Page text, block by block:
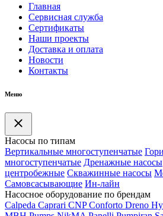
Главная
Сервисная служба
Сертификаты
Наши проекты
Доставка и оплата
Новости
Контакты
Меню
Насосы по типам
Вертикальные многоступенчатые
многоступенчатые Дренажные насосы
центробежные Скважинные насосы
Самовсасывающие Ин-лайн
Насосное оборудование по брендам
Calpeda Caprari CNP Conforto Dreno